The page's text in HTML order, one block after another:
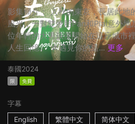
影集簡介： 入秋的東京，長居此地
風光，一對雙胞胎Pan和Plai意外
位年輕的大男孩便開始在這座城市
人生回憶。 ☆遇見你的這... 更多
泰國2024
限 免費
字幕
English
繁體中文 简体中文